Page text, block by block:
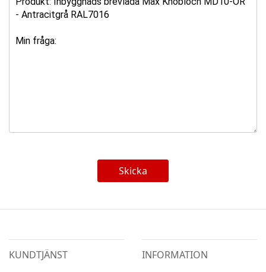
Skicka
KUNDTJÄNST
INFORMATION